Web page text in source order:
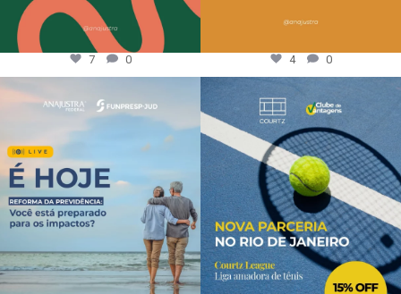
7 0 4 0